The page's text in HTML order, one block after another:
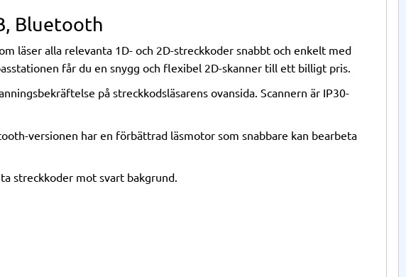
Bluetooth
läser alla relevanta 1D- och 2D-streckkoder snabbt och enkelt med
får du en snygg och flexibel 2D-skanner till ett billigt pris.
på streckkodsläsarens ovansida. Scannern är IP30-
versionen har en förbättrad läsmotor som snabbare kan bearbeta
streckkoder mot svart bakgrund.